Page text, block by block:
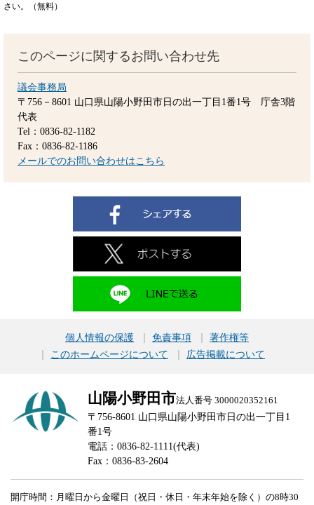
さい。（無料）
このページに関するお問い合わせ先
議会事務局
〒756－8601 山口県山陽小野田市日の出一丁目1番1号 庁舎3階
代表
Tel：0836-82-1182
Fax：0836-82-1186
メールでのお問い合わせはこちら
個人情報の保護 免責事項
著作権等
このホームページについて
広告掲載について
山陽小野田市法人番号 3000020352161
〒756-8601 山口県山陽小野田市日の出一丁目1
番1号
電話：0836-82-1111(代表)
Fax：0836-83-2604
開庁時間：月曜日から金曜日（祝日・休日・年末年始を除く）の8時30